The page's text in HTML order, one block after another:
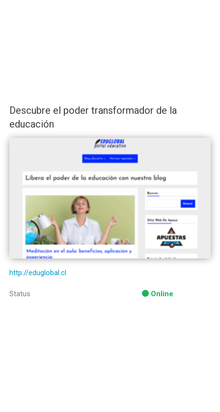
Descubre el poder transformador de la
educación
http://eduglobal.cl
Status Online